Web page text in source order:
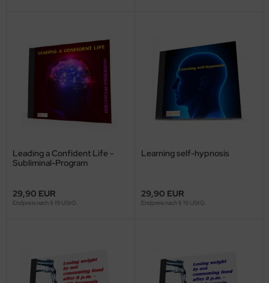
Leading a Confident Life -
Subliminal-Program
29,90 EUR
Endpreis nach § 19 UStG.
Learning self-hypnosis
29,90 EUR
Endpreis nach § 19 UStG.